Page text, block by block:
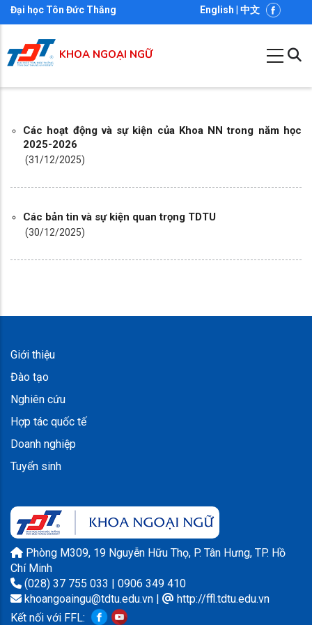
Nhảy
đến
nội
dung
Đại học Tôn Đức Thắng English 中文
KHOA NGOẠI NGỮ
Các hoạt động và sự kiện của Khoa NN trong năm học
2025-2026
(31/12/2025)
Các bản tin và sự kiện quan trọng TDTU
(30/12/2025)
Giới thiệu
Đào tạo
Nghiên cứu
Hợp tác quốc tế
Doanh nghiệp
Tuyển sinh
Phòng M309, 19 Nguyễn Hữu Thọ, P. Tân Hưng, TP. Hồ
Chí Minh
(028) 37 755 033 | 0906 349 410
khoangoaingu@tdtu.edu.vn |
http://ffl.tdtu.edu.vn
Kết nối với FFL: